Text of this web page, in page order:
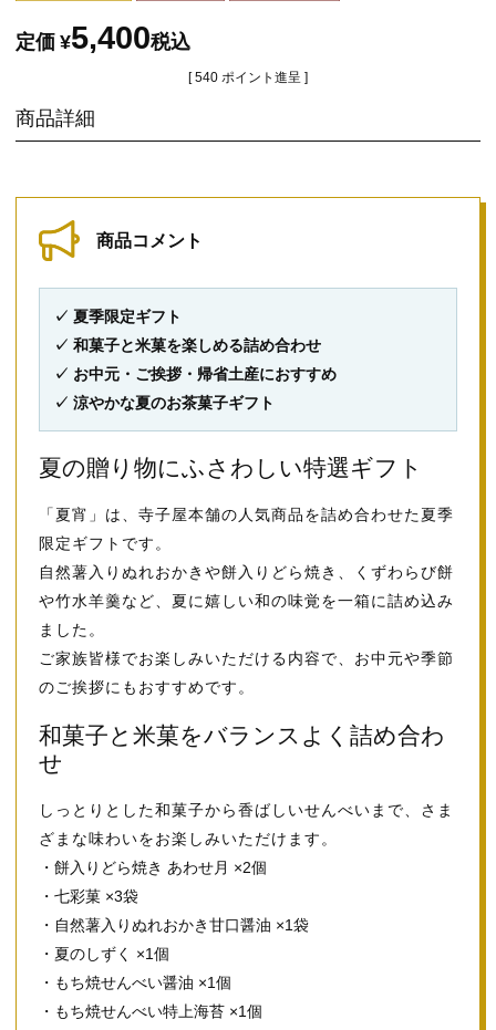
定価 ¥5,400税込
[ 540 ポイント進呈 ]
商品詳細
商品コメント
✓ 夏季限定ギフト
✓ 和菓子と米菓を楽しめる詰め合わせ
✓ お中元・ご挨拶・帰省土産におすすめ
✓ 涼やかな夏のお茶菓子ギフト
夏の贈り物にふさわしい特選ギフト
「夏宵」は、寺子屋本舗の人気商品を詰め合わせた夏季
限定ギフトです。
自然薯入りぬれおかきや餅入りどら焼き、くずわらび餅
や竹水羊羹など、夏に嬉しい和の味覚を一箱に詰め込み
ました。
ご家族皆様でお楽しみいただける内容で、お中元や季節
のご挨拶にもおすすめです。
和菓子と米菓をバランスよく詰め合わ
せ
しっとりとした和菓子から香ばしいせんべいまで、さま
ざまな味わいをお楽しみいただけます。
・餅入りどら焼き あわせ月 ×2個
・七彩菓 ×3袋
・自然薯入りぬれおかき甘口醤油 ×1袋
・夏のしずく ×1個
・もち焼せんべい醤油 ×1個
・もち焼せんべい特上海苔 ×1個